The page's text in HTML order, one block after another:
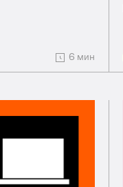
6 мин